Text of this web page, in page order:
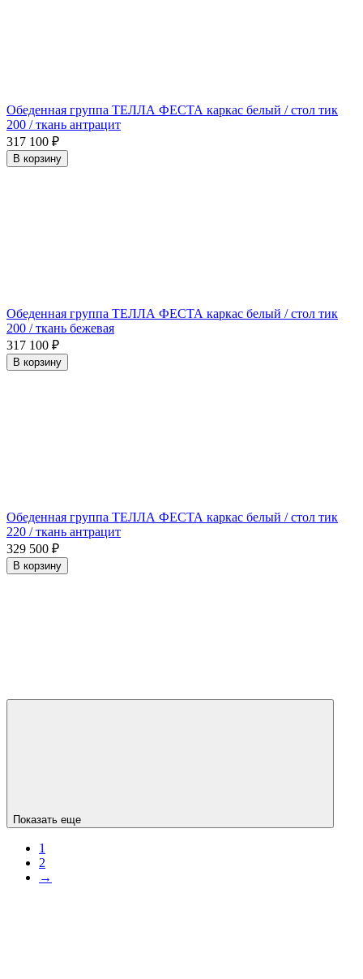
Обеденная группа ТЕЛЛА ФЕСТА каркас белый / стол тик
200 / ткань антрацит
317 100 ₽
В корзину
Обеденная группа ТЕЛЛА ФЕСТА каркас белый / стол тик
200 / ткань бежевая
317 100 ₽
В корзину
Обеденная группа ТЕЛЛА ФЕСТА каркас белый / стол тик
220 / ткань антрацит
329 500 ₽
В корзину
Показать еще
1
2
→